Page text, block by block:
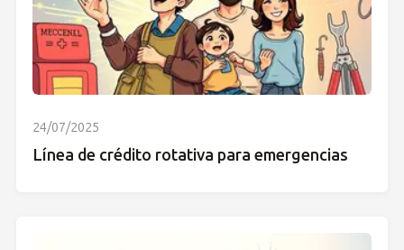
24/07/2025
Línea de crédito rotativa para emergencias